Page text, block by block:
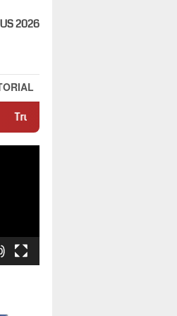
2026
Arus Lalu Lintas di Jalan